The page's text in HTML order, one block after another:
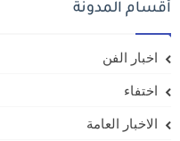
أقسام المدونة
اخبار الفن
اختفاء
الاخبار العامة